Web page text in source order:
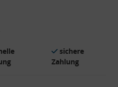
sichere
Zahlung